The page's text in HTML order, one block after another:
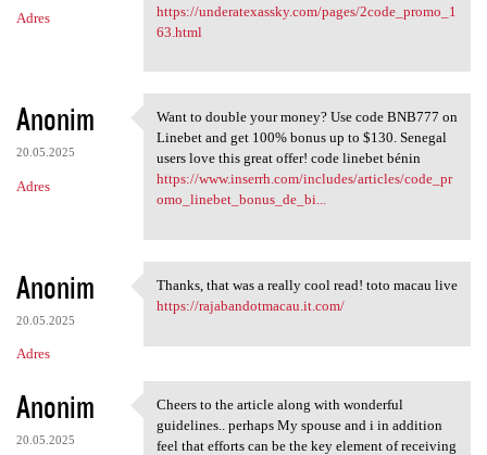
Adres
https://underatexassky.com/pages/2code_promo_1
63.html
Anonim
20.05.2025
Adres
Want to double your money?
Want to double your money? Use code BNB777 on
Linebet and get 100% bonus up to $130. Senegal
users love this great offer! code linebet bénin
https://www.inserrh.com/includes/articles/code_pr
omo_linebet_bonus_de_bi...
Anonim
20.05.2025
Adres
Thanks, that was a really
Thanks, that was a really cool read! toto macau live
https://rajabandotmacau.it.com/
Anonim
20.05.2025
Cheers to the article along
Cheers to the article along with wonderful
guidelines.. perhaps My spouse and i in addition
feel that efforts can be the key element of receiving